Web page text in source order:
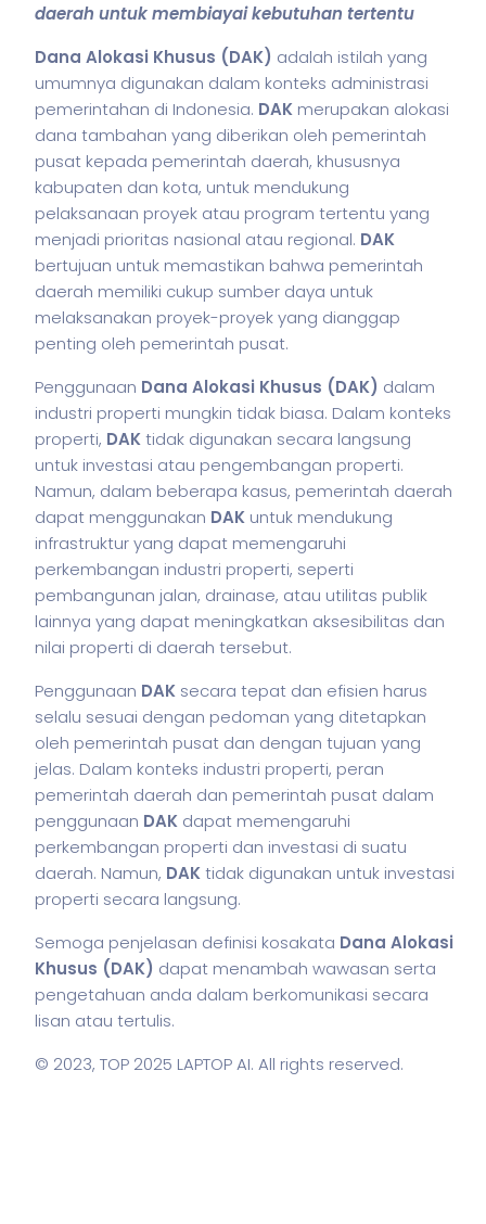
daerah untuk membiayai kebutuhan tertentu
Dana Alokasi Khusus (DAK) adalah istilah yang
umumnya digunakan dalam konteks administrasi
pemerintahan di Indonesia. DAK merupakan alokasi
dana tambahan yang diberikan oleh pemerintah
pusat kepada pemerintah daerah, khususnya
kabupaten dan kota, untuk mendukung
pelaksanaan proyek atau program tertentu yang
menjadi prioritas nasional atau regional. DAK
bertujuan untuk memastikan bahwa pemerintah
daerah memiliki cukup sumber daya untuk
melaksanakan proyek-proyek yang dianggap
penting oleh pemerintah pusat.
Penggunaan Dana Alokasi Khusus (DAK) dalam
industri properti mungkin tidak biasa. Dalam konteks
properti, DAKtidak digunakan secara langsung
untuk investasi atau pengembangan properti.
Namun, dalam beberapa kasus, pemerintah daerah
dapat menggunakan DAK untuk mendukung
infrastruktur yang dapat memengaruhi
perkembangan industri properti, seperti
pembangunan jalan, drainase, atau utilitas publik
lainnya yang dapat meningkatkan aksesibilitas dan
nilai properti di daerah tersebut.
Penggunaan DAK secara tepat dan efisien harus
selalu sesuai dengan pedoman yang ditetapkan
oleh pemerintah pusat dan dengan tujuan yang
jelas. Dalam konteks industri properti, peran
pemerintah daerah dan pemerintah pusat dalam
penggunaan DAK dapat memengaruhi
perkembangan properti dan investasi di suatu
daerah. Namun, DAKtidak digunakan untuk investasi
properti secara langsung.
Semoga penjelasan definisi kosakata Dana Alokasi
Khusus (DAK) dapat menambah wawasan serta
pengetahuan anda dalam berkomunikasi secara
lisan atau tertulis.
© 2023, TOP 2025 LAPTOP AI. All rights reserved.